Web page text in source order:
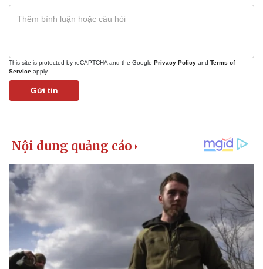
Kinh tế
Bất động sản
Thị trường
Giá vàng
This site is protected by reCAPTCHA and the Google Privacy Policy and Terms of
Service apply.
Gửi tin